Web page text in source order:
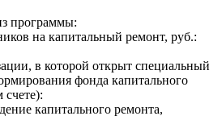
программы:
на капитальный ремонт, руб.:
в которой открыт специальный
фонда капитального
счете):
капитального ремонта,